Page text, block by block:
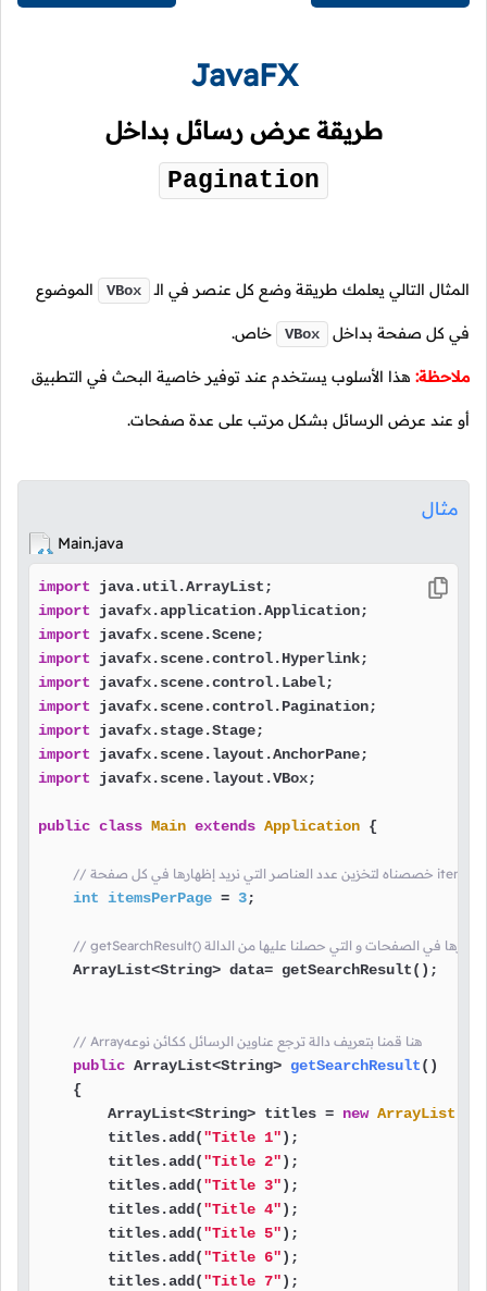
JavaFX
طريقة عرض رسائل بداخل
Pagination
المثال التالي يعلمك طريقة وضع كل عنصر في الـ VBox الموضوع
في كل صفحة بداخل VBox خاص.
ملاحظة: هذا الأسلوب يستخدم عند توفير خاصية البحث في التطبيق
أو عند عرض الرسائل بشكل مرتب على عدة صفحات.
مثال
Main.java
import
import
import
import
import
import
import
import
import javafx.scene.layout.VBox;
public class Main extends Application {
int itemsPerPage = 3;
    ArrayList<String> data= getSearchResult();
// Arrayهنا قمنا بتعريف دالة ترجع عناوين الرسائل ككائن نوعه
public ArrayList<String> getSearchResult()
    {
        ArrayList<String> titles =
new ArrayList
        titles.add(
"Title 1");
        titles.add(
"Title 2");
        titles.add(
"Title 3");
        titles.add(
"Title 4");
        titles.add(
"Title 5");
        titles.add(
"Title 6");
        titles.add(
"Title 7");